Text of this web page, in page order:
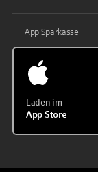
App Sparkasse
Laden im
App Store